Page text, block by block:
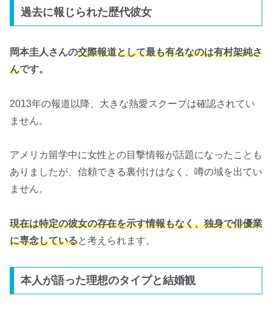
過去に報じられた歴代彼女
岡本圭人さんの交際報道として最も有名なのは有村架純さ
んです。
2013年の報道以降、大きな熱愛スクープは確認されてい
ません。
アメリカ留学中に女性との目撃情報が話題になったことも
ありましたが、信頼できる裏付けはなく、噂の域を出てい
ません。
現在は特定の彼女の存在を示す情報もなく、独身で俳優業
に専念していると考えられます。
本人が語った理想のタイプと結婚観